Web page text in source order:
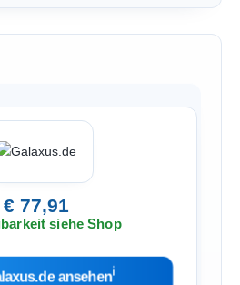
€ 77,91
siehe Shop
ansehenℹ︎